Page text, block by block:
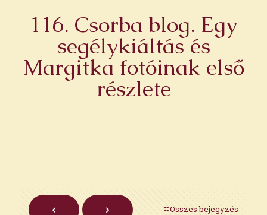
116. Csorba blog. Egy
segélykiáltás és
Margitka fotóinak első
részlete
Összes bejegyzés